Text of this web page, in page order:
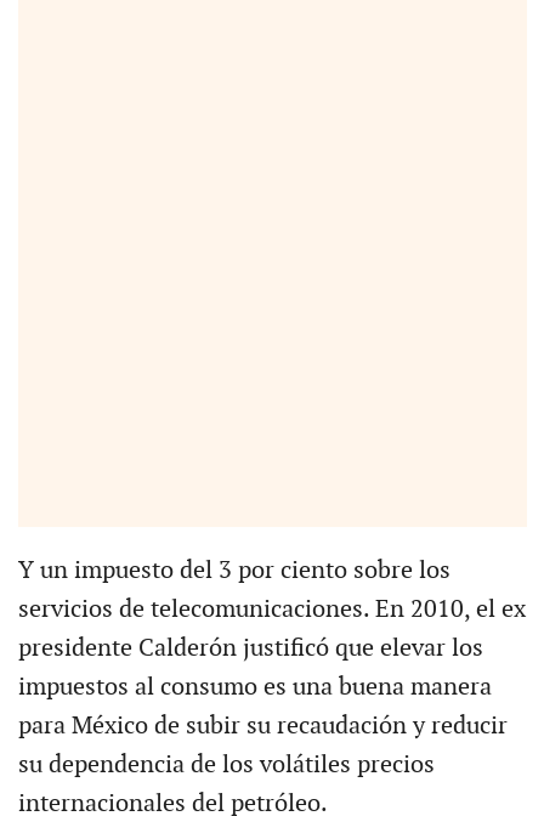
Y un impuesto del 3 por ciento sobre los
servicios de telecomunicaciones. En 2010, el ex
presidente Calderón justificó que elevar los
impuestos al consumo es una buena manera
para México de subir su recaudación y reducir
su dependencia de los volátiles precios
internacionales del petróleo.